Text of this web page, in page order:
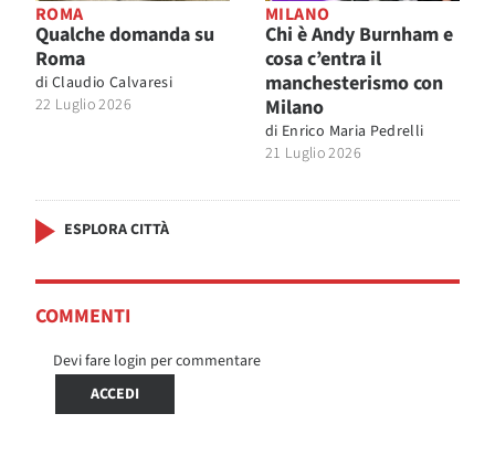
ROMA
Qualche domanda su
Roma
di Claudio Calvaresi
22 Luglio 2026
MILANO
Chi è Andy Burnham e
cosa c’entra il
manchesterismo con
Milano
di Enrico Maria Pedrelli
21 Luglio 2026
ESPLORA CITTÀ
COMMENTI
Devi fare login per commentare
ACCEDI